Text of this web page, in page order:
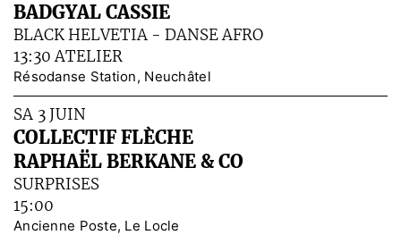
BADGYAL CASSIE
BLACK HELVETIA - DANSE AFRO
13:30 ATELIER
Résodanse Station, Neuchâtel
SA 3 JUIN
COLLECTIF FLÈCHE
RAPHAËL BERKANE & CO
SURPRISES
15:00
Ancienne Poste, Le Locle